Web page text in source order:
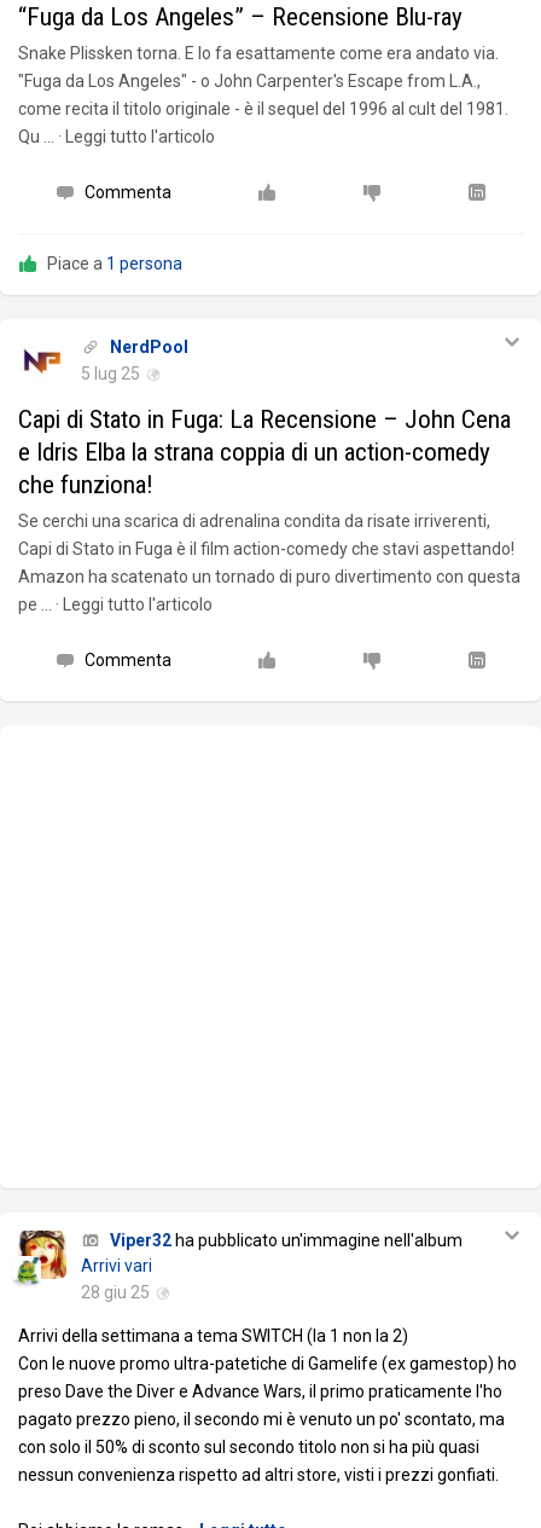
“Fuga da Los Angeles” – Recensione Blu-ray
Snake Plissken torna. E lo fa esattamente come era andato via.
"Fuga da Los Angeles" - o John Carpenter's Escape from L.A.,
come recita il titolo originale - è il sequel del 1996 al cult del 1981.
Qu … · Leggi tutto l'articolo
Commenta
Piace a 1 persona
NerdPool
5 lug 25
Capi di Stato in Fuga: La Recensione – John Cena
e Idris Elba la strana coppia di un action-comedy
che funziona!
Se cerchi una scarica di adrenalina condita da risate irriverenti,
Capi di Stato in Fuga è il film action-comedy che stavi aspettando!
Amazon ha scatenato un tornado di puro divertimento con questa
pe … · Leggi tutto l'articolo
Commenta
Viper32ha pubblicato un'immagine nell'album
Arrivi vari
28 giu 25
Arrivi della settimana a tema SWITCH (la 1 non la 2)
Con le nuove promo ultra-patetiche di Gamelife (ex gamestop) ho
preso Dave the Diver e Advance Wars, il primo praticamente l'ho
pagato prezzo pieno, il secondo mi è venuto un po' scontato, ma
con solo il 50% di sconto sul secondo titolo non si ha più quasi
nessun convenienza rispetto ad altri store, visti i prezzi gonfiati.